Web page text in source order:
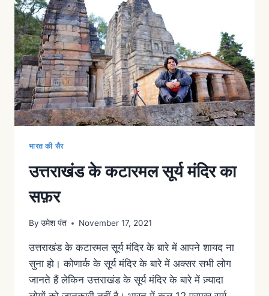
भारत की सैर
उत्तराखंड के कटारमल सूर्य मंदिर का
सफ़र
By उमेश पंत November 17, 2021
उत्तराखंड के कटारमल सूर्य मंदिर के बारे में आपने शायद ना
सुना हो। कोणार्क के सूर्य मंदिर के बारे में अक्सर सभी लोग
जानते हैं लेकिन उत्तराखंड के सूर्य मंदिर के बारे में ज़्यादा